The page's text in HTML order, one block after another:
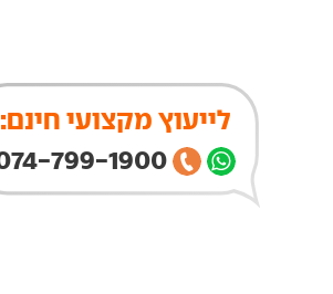
לייעוץ מקצועי חינם:
074-799-1900